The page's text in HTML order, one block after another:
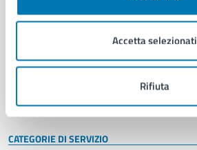
Accetta selezionati
Rifiuta
Enti e fondazioni
Personale amministrativo
Intranet, posta aziendale e protocollo
CATEGORIE DI SERVIZIO